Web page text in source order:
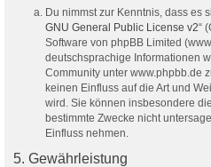
Du nimmst zur Kenntnis, dass es
GNU General Public License v2“
Software von phpBB Limited
deutschsprachige Informationen
Community unter www.phpbb.de
keinen Einfluss auf die Art und
wird. Sie können insbesondere
bestimmte Zwecke nicht
Einfluss nehmen.
5. Gewährleistung